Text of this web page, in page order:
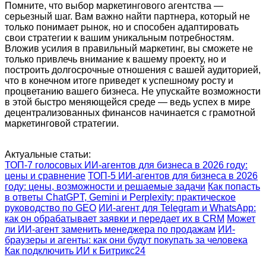
Помните, что выбор маркетингового агентства —
серьезный шаг. Вам важно найти партнера, который не
только понимает рынок, но и способен адаптировать
свои стратегии к вашим уникальным потребностям.
Вложив усилия в правильный маркетинг, вы сможете не
только привлечь внимание к вашему проекту, но и
построить долгосрочные отношения с вашей аудиторией,
что в конечном итоге приведет к успешному росту и
процветанию вашего бизнеса. Не упускайте возможности
в этой быстро меняющейся среде — ведь успех в мире
децентрализованных финансов начинается с грамотной
маркетинговой стратегии.
Актуальные статьи:
ТОП-7 голосовых ИИ-агентов для бизнеса в 2026 году:
цены и сравнение ТОП-5 ИИ-агентов для бизнеса в 2026
году: цены, возможности и решаемые задачи Как попасть
в ответы ChatGPT, Gemini и Perplexity: практическое
руководство по GEO ИИ-агент для Telegram и WhatsApp:
как он обрабатывает заявки и передает их в CRM Может
ли ИИ-агент заменить менеджера по продажам ИИ-
браузеры и агенты: как они будут покупать за человека
Как подключить ИИ к Битрикс24